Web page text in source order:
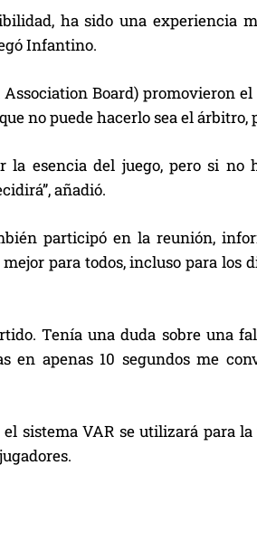
ha sido una experiencia
Infantino.
Board) promovieron
no puede hacerlo sea el árbitro,
esencia del juego, pero si no
añadió.
participó en la reunión,
para todos, incluso para los
Tenía una duda sobre una
en apenas 10 segundos me
sistema VAR se utilizará para